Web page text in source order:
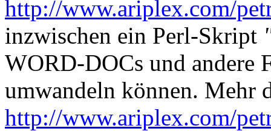
http://www.ariplex.com/
inzwischen ein Perl-Skript
WORD-DOCs und andere
umwandeln können. Mehr
http://www.ariplex.com/